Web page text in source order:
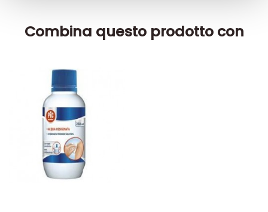
Combina questo prodotto con